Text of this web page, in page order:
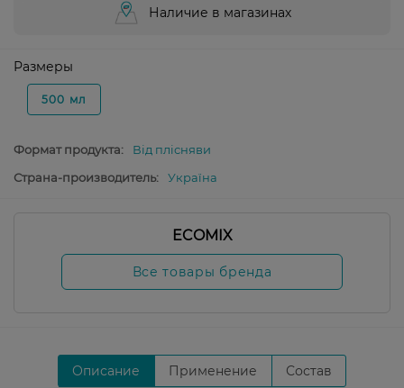
Наличие в магазинах
Размеры
500 мл
Формат продукта:
Від плісняви
Страна-производитель:
Україна
ECOMIX
Все товары бренда
Описание Применение Состав